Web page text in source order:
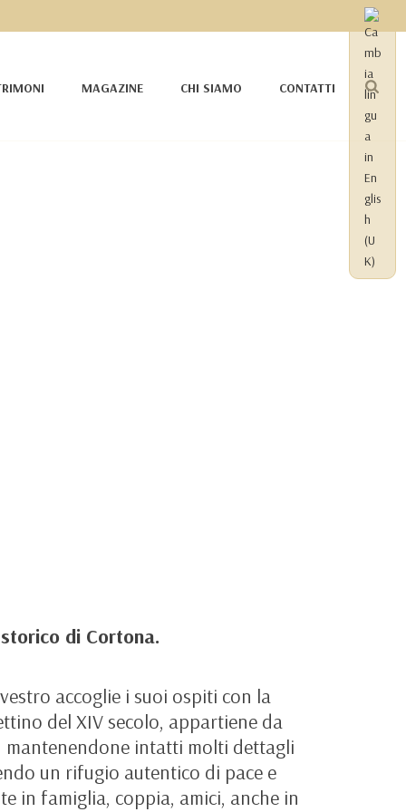
MAGAZINE CHI SIAMO CONTATTI
di Cortona.
accoglie i suoi ospiti con la
del XIV secolo, appartiene da
mantenendone intatti molti dettagli
un rifugio autentico di pace e
in famiglia, coppia, amici, anche in